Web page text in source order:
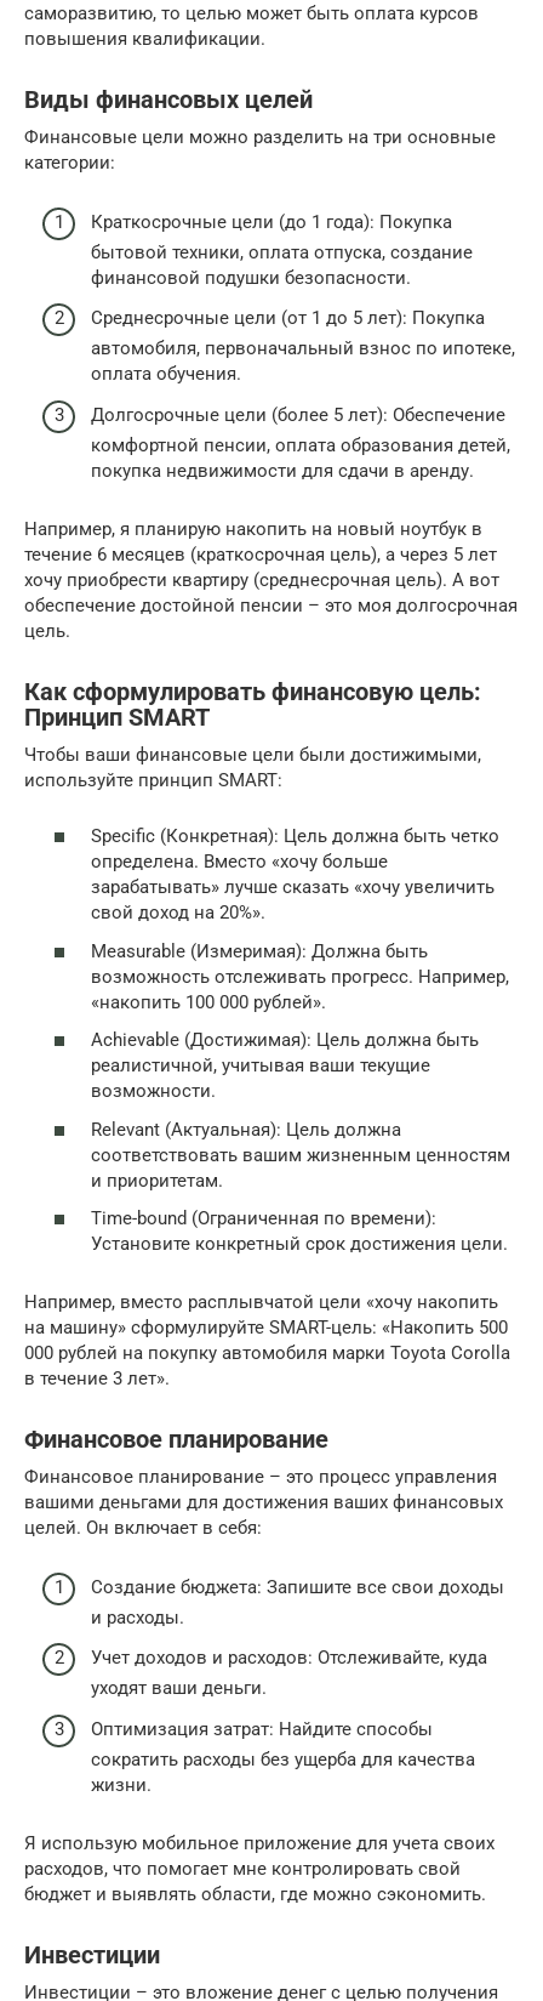
саморазвитию, то целью может быть оплата курсов
повышения квалификации.
Виды финансовых целей
Финансовые цели можно разделить на три основные
категории:
Краткосрочные цели (до 1 года): Покупка
бытовой техники, оплата отпуска, создание
финансовой подушки безопасности.
Среднесрочные цели (от 1 до 5 лет): Покупка
автомобиля, первоначальный взнос по ипотеке,
оплата обучения.
Долгосрочные цели (более 5 лет): Обеспечение
комфортной пенсии, оплата образования детей,
покупка недвижимости для сдачи в аренду.
Например, я планирую накопить на новый ноутбук в
течение 6 месяцев (краткосрочная цель), а через 5 лет
хочу приобрести квартиру (среднесрочная цель). А вот
обеспечение достойной пенсии – это моя долгосрочная
цель.
Как сформулировать финансовую цель:
Принцип SMART
Чтобы ваши финансовые цели были достижимыми,
используйте принцип SMART:
Specific (Конкретная): Цель должна быть четко
определена. Вместо «хочу больше
зарабатывать» лучше сказать «хочу увеличить
свой доход на 20%».
Measurable (Измеримая): Должна быть
возможность отслеживать прогресс. Например,
«накопить 100 000 рублей».
Achievable (Достижимая): Цель должна быть
реалистичной, учитывая ваши текущие
возможности.
Relevant (Актуальная): Цель должна
соответствовать вашим жизненным ценностям
и приоритетам.
Time-bound (Ограниченная по времени):
Установите конкретный срок достижения цели.
Например, вместо расплывчатой цели «хочу накопить
на машину» сформулируйте SMART-цель: «Накопить 500
000 рублей на покупку автомобиля марки Toyota Corolla
в течение 3 лет».
Финансовое планирование
Финансовое планирование – это процесс управления
вашими деньгами для достижения ваших финансовых
целей. Он включает в себя:
Создание бюджета: Запишите все свои доходы
и расходы.
Учет доходов и расходов: Отслеживайте, куда
уходят ваши деньги.
Оптимизация затрат: Найдите способы
сократить расходы без ущерба для качества
жизни.
Я использую мобильное приложение для учета своих
расходов, что помогает мне контролировать свой
бюджет и выявлять области, где можно сэкономить.
Инвестиции
Инвестиции – это вложение денег с целью получения